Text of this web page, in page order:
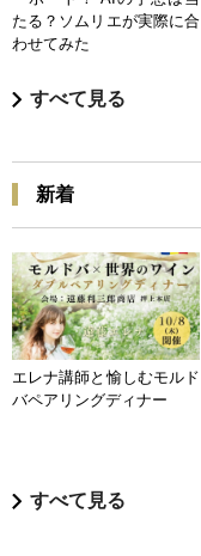
たる？ソムリエが実際に合
わせてみた
すべて見る
新着
エレナ講師と愉しむモルド
バペアリングディナー
すべて見る